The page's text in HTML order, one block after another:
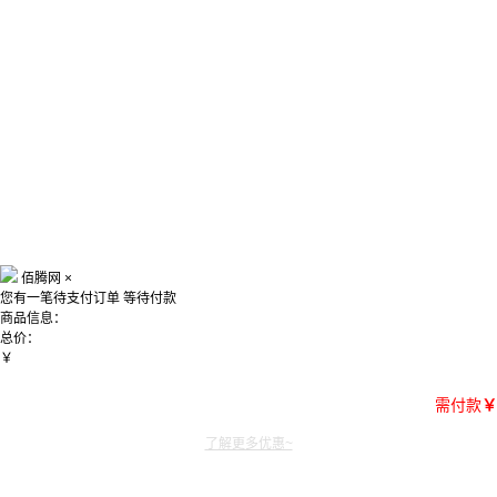
佰腾网 ×
您有一笔待支付订单 等待付款
商品信息：
总价：
￥
需付款￥
了解更多优惠~